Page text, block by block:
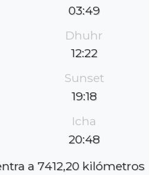
03:49
Dhuhr
12:22
Sunset
19:18
Icha
20:48
a 7412,20 kilómetros